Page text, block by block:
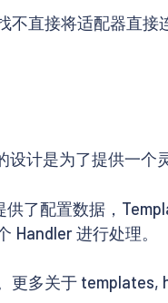
不直接将适配器直接
设计是为了提供一个
供了配置数据，
Handler 进行处理。
更多关于 templates,